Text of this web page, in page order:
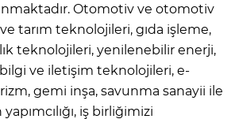
Otomotiv ve otomotiv
tarım teknolojileri, gıda işleme,
teknolojileri, yenilenebilir enerji,
ve iletişim teknolojileri, e-
gemi inşa, savunma sanayii ile
iş birliğimizi